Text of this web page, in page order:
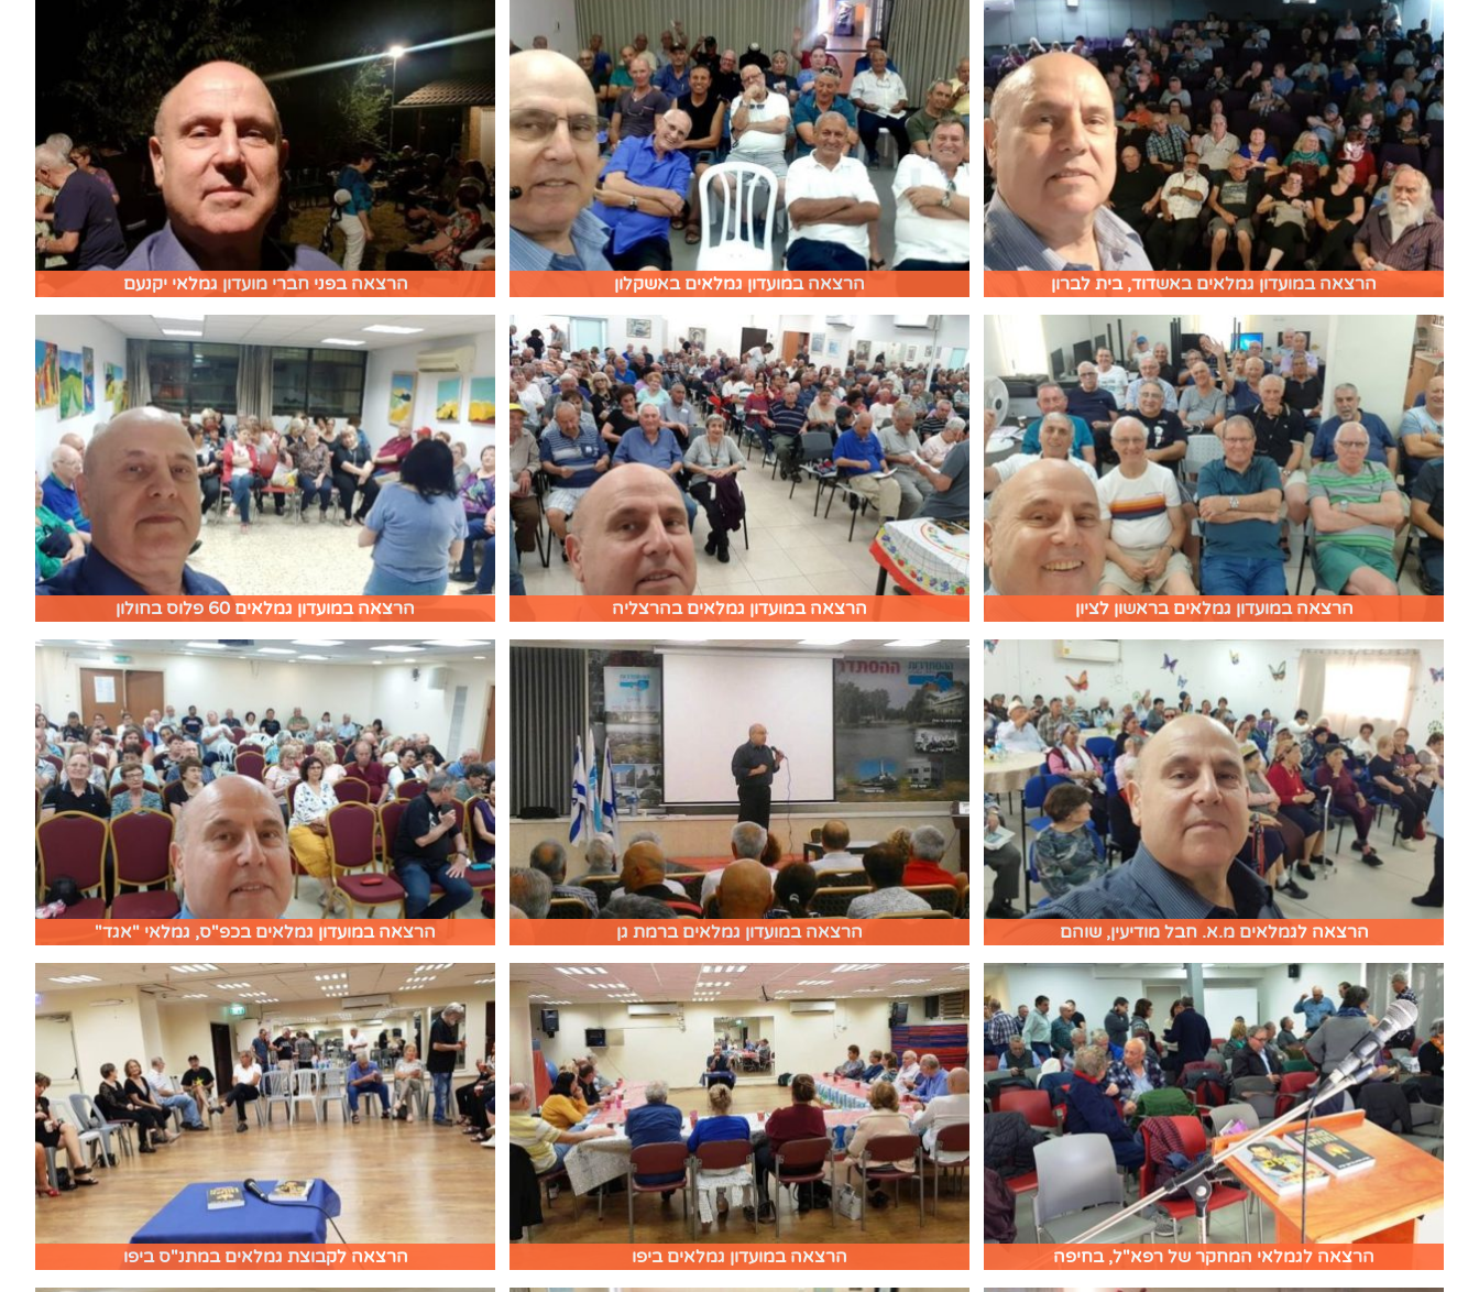
הרצאה במועדון גמלאים באשדוד, בית לברון הרצאה במועדון גמלאים באשקלון הרצאה בפני חברי מועדון גמלאי יקנעם
הרצאה במועדון גמלאים בראשון לציון הרצאה במועדון גמלאים בהרצליה הרצאה במועדון גמלאים 60 פלוס בחולון
הרצאה לגמלאים מ.א. חבל מודיעין, שוהם הרצאה במועדון גמלאים ברמת גן הרצאה במועדון גמלאים בכפ"ס, גמלאי "אגד"
הרצאה לגמלאי המחקר של רפא"ל, בחיפה הרצאה במועדון גמלאים ביפו הרצאה לקבוצת גמלאים במתנ"ס ביפו